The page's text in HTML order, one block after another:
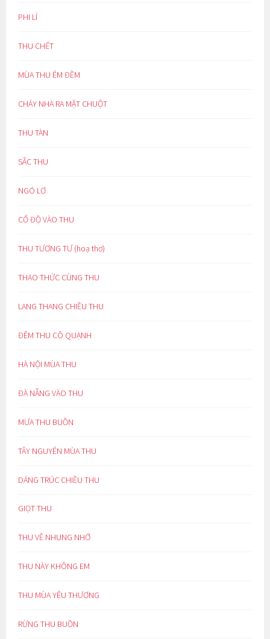
PHI LÍ
THU CHẾT
MÙA THU ÊM ĐỀM
CHÁY NHÀ RA MẶT CHUỘT
THU TÀN
SẮC THU
NGÓ LƠ
CỔ ĐỘ VÀO THU
THU TƯƠNG TƯ (hoạ thơ)
THAO THỨC CÙNG THU
LANG THANG CHIỀU THU
ĐÊM THU CÔ QUẠNH
HÀ NỘI MÙA THU
ĐÀ NẴNG VÀO THU
MƯA THU BUỒN
TÂY NGUYÊN MÙA THU
DÁNG TRÚC CHIỀU THU
GIỌT THU
THU VỀ NHUNG NHỚ
THU NÀY KHÔNG EM
THU MÙA YÊU THƯƠNG
RỪNG THU BUỒN